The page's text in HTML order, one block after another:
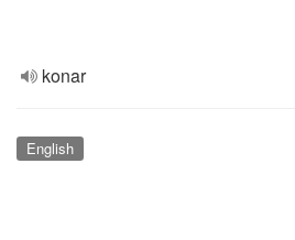
konar
English